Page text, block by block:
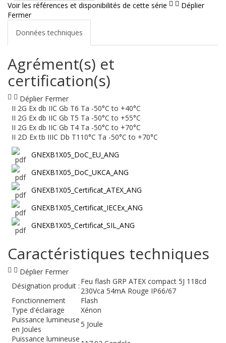
Voir les références et disponibilités de cette série
Déplier
Fermer
Données techniques
Agrément(s) et
certification(s)
Déplier Fermer
II 2G Ex db IIC Gb T6 Ta -50°C to +40°C
II 2G Ex db IIC Gb T5 Ta -50°C to +55°C
II 2G Ex db IIC Gb T4 Ta -50°C to +70°C
II 2D Ex tb IIIC Db T110°C Ta -50°C to +70°C
GNEXB1X05_DoC_EU_ANG
GNEXB1X05_DoC_UKCA_ANG
GNEXB1X05_Certificat_ATEX_ANG
GNEXB1X05_Certificat_IECEx_ANG
GNEXB1X05_Certificat_SIL_ANG
Caractéristiques techniques
Déplier Fermer
Désignation produit : Feu flash GRP ATEX compact 5J 118cd
230Vca 54mA Rouge IP66/67
Fonctionnement
Flash
Type d'éclairage
Xénon
Puissance lumineuse
en Joules
5 Joule
Puissance lumineuse